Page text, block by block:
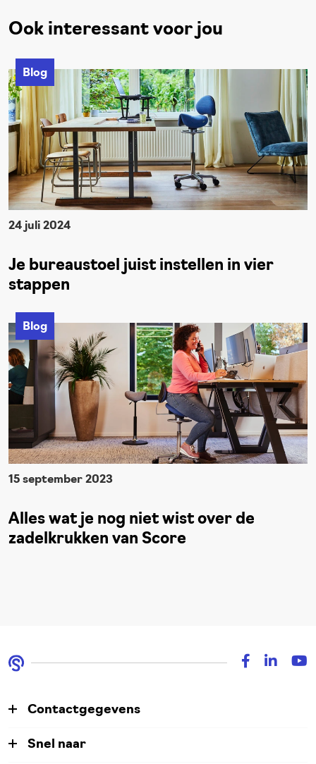
Ook interessant voor jou
Blog
24 juli 2024
Je bureaustoel juist instellen in vier
stappen
Blog
15 september 2023
Alles wat je nog niet wist over de
zadelkrukken van Score
Contactgegevens
Snel naar